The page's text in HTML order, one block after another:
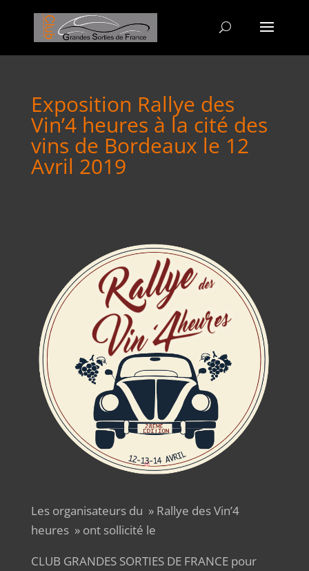
Exposition Rallye des
Vin’4 heures à la cité des
vins de Bordeaux le 12
Avril 2019
Les organisateurs du » Rallye des Vin’4
heures » ont sollicité le
CLUB GRANDES SORTIES DE FRANCE pour